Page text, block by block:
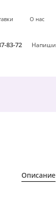
О нас
83-72
Описание